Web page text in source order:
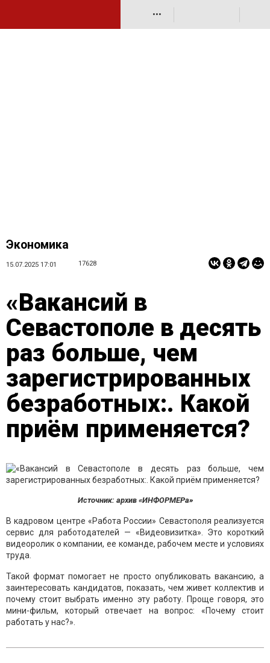
•••
Экономика
15.07.2025 17:01 17628
«Вакансий в
Севастополе в десять
раз больше, чем
зарегистрированных
безработных:. Какой
приём применяется?
Источник: архив «ИНФОРМЕРа»
В кадровом центре «Работа России» Севастополя реализуется
сервис для работодателей — «Видеовизитка». Это короткий
видеоролик о компании, ее команде, рабочем месте и условиях
труда.
Такой формат помогает не просто опубликовать вакансию, а
заинтересовать кандидатов, показать, чем живет коллектив и
почему стоит выбрать именно эту работу. Проще говоря, это
мини-фильм, который отвечает на вопрос: «Почему стоит
работать у нас?».